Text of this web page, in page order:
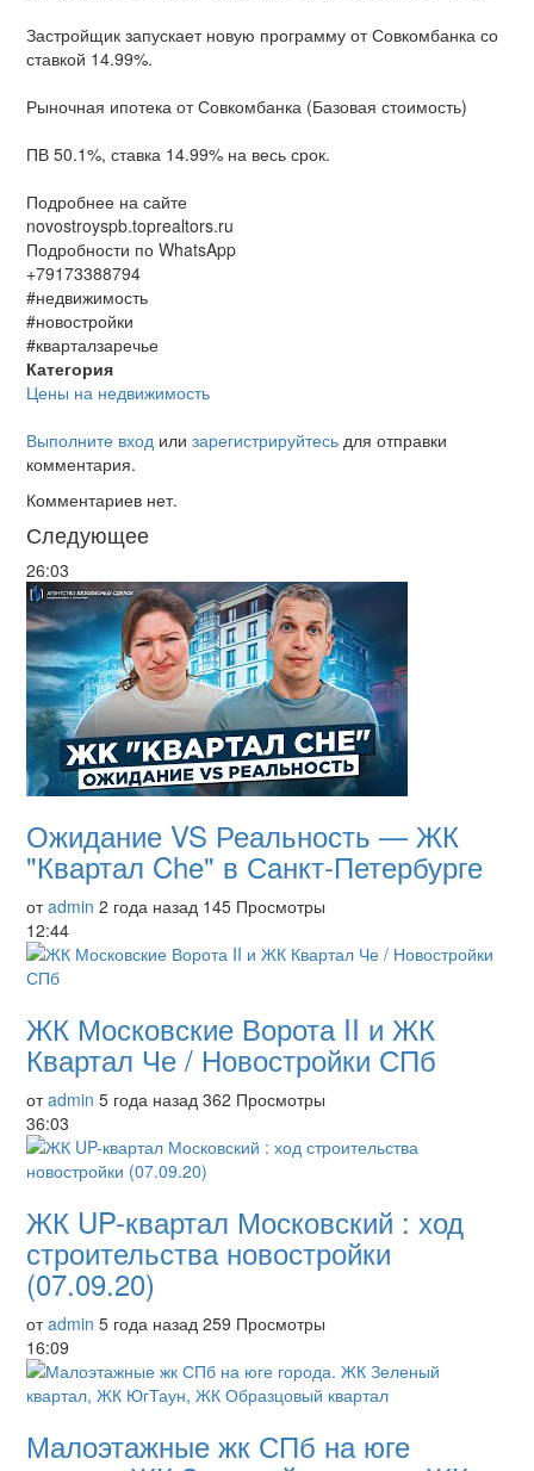
Застройщик запускает новую программу от Совкомбанка со
ставкой 14.99%.
Рыночная ипотека от Совкомбанка (Базовая стоимость)
ПВ 50.1%, ставка 14.99% на весь срок.
Подробнее на сайте
novostroyspb.toprealtors.ru
Подробности по WhatsApp
+79173388794
#недвижимость
#новостройки
#кварталзаречье
Категория
Цены на недвижимость
Выполните вход или зарегистрируйтесь для отправки
комментария.
Комментариев нет.
Следующее
26:03
Ожидание VS Реальность — ЖК
"Квартал Che" в Санкт-Петербурге
отadmin 2 года назад 145 Просмотры
12:44
ЖК Московские Ворота II и ЖК
Квартал Че / Новостройки СПб
отadmin 5 года назад 362 Просмотры
36:03
ЖК UP-квартал Московский : ход
строительства новостройки
(07.09.20)
отadmin 5 года назад 259 Просмотры
16:09
Малоэтажные жк СПб на юге